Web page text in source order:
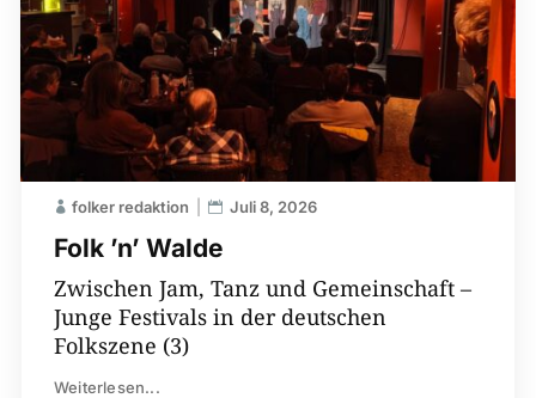
Folk ’n’ Walde
folker redaktion Juli 8, 2026
Zwischen Jam, Tanz und Gemeinschaft –
Junge Festivals in der deutschen
Folkszene (3)
Weiterlesen...